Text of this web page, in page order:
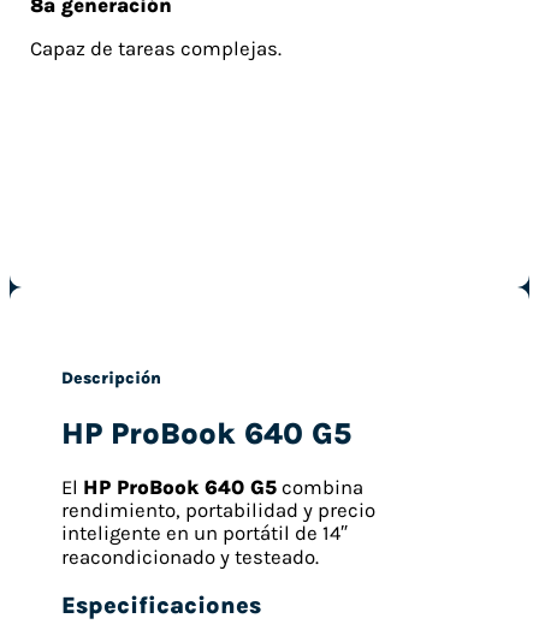
8ª generación
Capaz de tareas complejas.
Descripción
HP ProBook 640 G5
El HP ProBook 640 G5 combina
rendimiento, portabilidad y precio
inteligente en un portátil de 14″
reacondicionado y testeado.
Especificaciones